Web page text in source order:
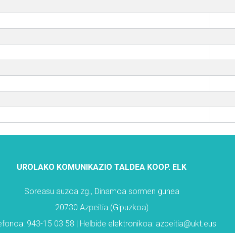
UROLAKO KOMUNIKAZIO TALDEA KOOP. ELK
Soreasu auzoa zg., Dinamoa sormen gunea
20730 Azpeitia (Gipuzkoa)
943-15 03 58 | Helbide elektronikoa: azpeitia@ukt.eus